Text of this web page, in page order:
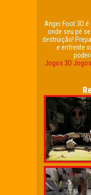
Anger Foot 3D
onde seu pé
destruição!
e enfrente
Jogos 3D